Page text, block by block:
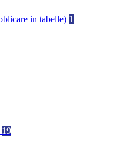
in tabelle) 1
19